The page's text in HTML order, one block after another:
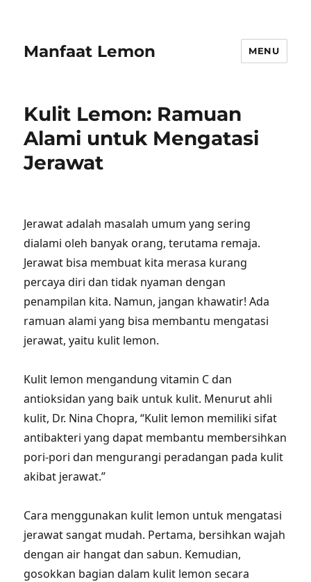
Manfaat Lemon MENU
Kulit Lemon: Ramuan
Alami untuk Mengatasi
Jerawat
Jerawat adalah masalah umum yang sering
dialami oleh banyak orang, terutama remaja.
Jerawat bisa membuat kita merasa kurang
percaya diri dan tidak nyaman dengan
penampilan kita. Namun, jangan khawatir! Ada
ramuan alami yang bisa membantu mengatasi
jerawat, yaitu kulit lemon.
Kulit lemon mengandung vitamin C dan
antioksidan yang baik untuk kulit. Menurut ahli
kulit, Dr. Nina Chopra, “Kulit lemon memiliki sifat
antibakteri yang dapat membantu membersihkan
pori-pori dan mengurangi peradangan pada kulit
akibat jerawat.”
Cara menggunakan kulit lemon untuk mengatasi
jerawat sangat mudah. Pertama, bersihkan wajah
dengan air hangat dan sabun. Kemudian,
gosokkan bagian dalam kulit lemon secara